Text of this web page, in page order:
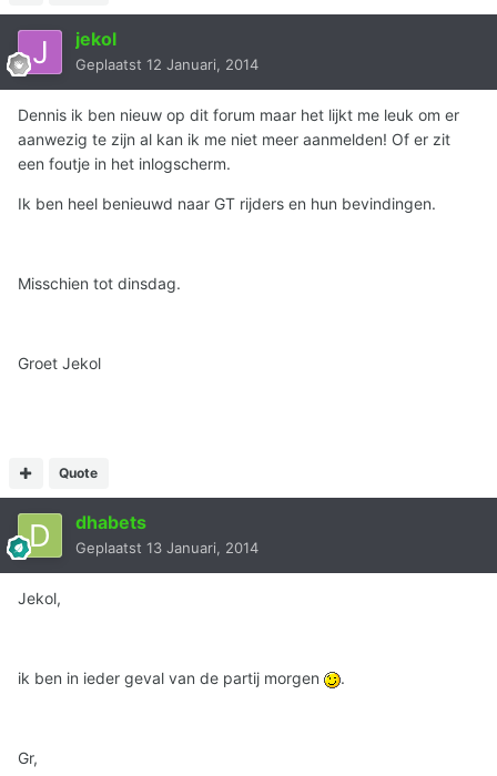
jekol
Geplaatst 12 Januari, 2014
Dennis ik ben nieuw op dit forum maar het lijkt me leuk om er
aanwezig te zijn al kan ik me niet meer aanmelden! Of er zit
een foutje in het inlogscherm.
Ik ben heel benieuwd naar GT rijders en hun bevindingen.
Misschien tot dinsdag.
Groet Jekol
Quote
dhabets
Geplaatst 13 Januari, 2014
Jekol,
ik ben in ieder geval van de partij morgen .
Gr,